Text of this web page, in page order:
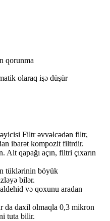
qorunma
olaraq işə düşür
Filtr əvvəlcədən filtr,
ibarət kompozit filtrdir.
Alt qapağı açın, filtri çıxarın
tüklərinin böyük
bilər.
və qoxunu aradan
daxil olmaqla 0,3 mikron
tuta bilir.